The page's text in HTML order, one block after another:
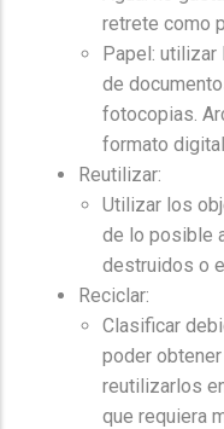
retrete como
Papel: utilizar
de
fotocopias.
formato
Reutilizar:
Utilizar los
de lo posible
destruidos o
Reciclar:
Clasificar
poder
reutilizarlos
que requiera